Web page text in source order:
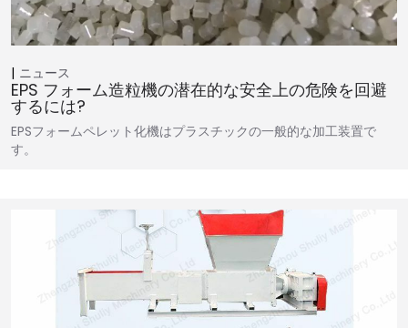
ニュース
EPS フォーム造粒機の潜在的な安全上の危険を回避
するには?
EPSフォームペレット化機はプラスチックの一般的な加工装置で
す。